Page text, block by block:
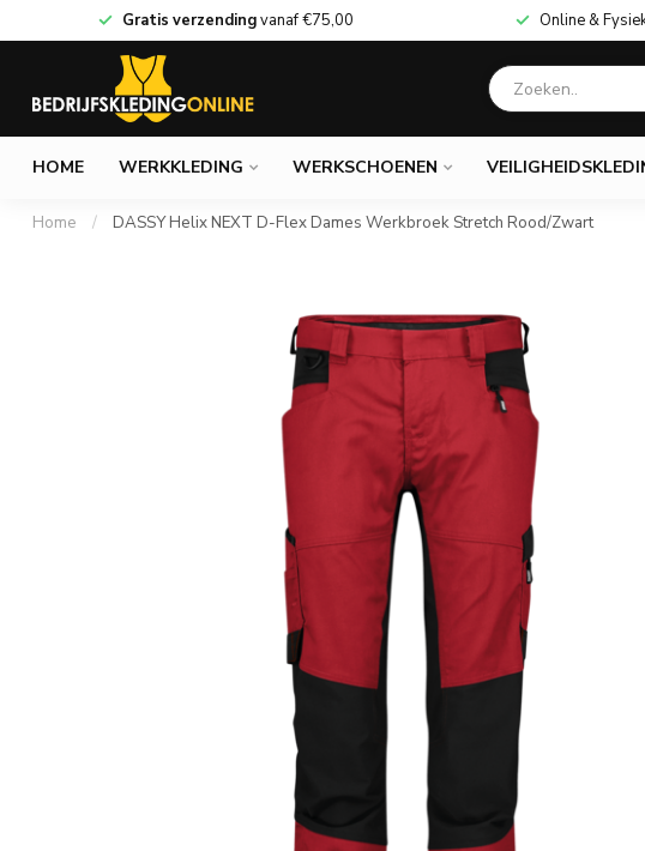
Gratis verzendingvanaf€75,00 Online &
HOME WERKKLEDING WERKSCHOENEN
Home / DASSY Helix NEXT D-Flex Dames Werkbroek Stretch Rood/Zwart